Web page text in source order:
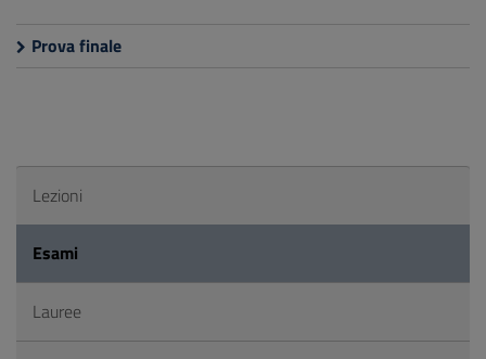
Prova finale
Lezioni
Esami
Lauree